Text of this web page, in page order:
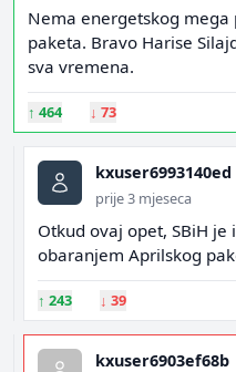
Nema energetskog
paketa. Bravo Harise
sva vremena.
↑ 464 ↓ 73
kxuser6993140ed
prije 3 mjeseca
Otkud ovaj opet, SBiH
obaranjem Aprilskog
↑ 243 ↓ 39
kxuser6903ef68b